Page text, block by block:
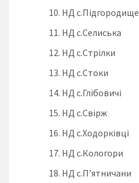
НД с.Підгородище
НД с.Селиська
НД с.Стрілки
НД с.Стоки
НД с.Глібовичі
НД с.Свірж
НД с.Ходорківці
НД с.Кологори
НД с.П’ятничани